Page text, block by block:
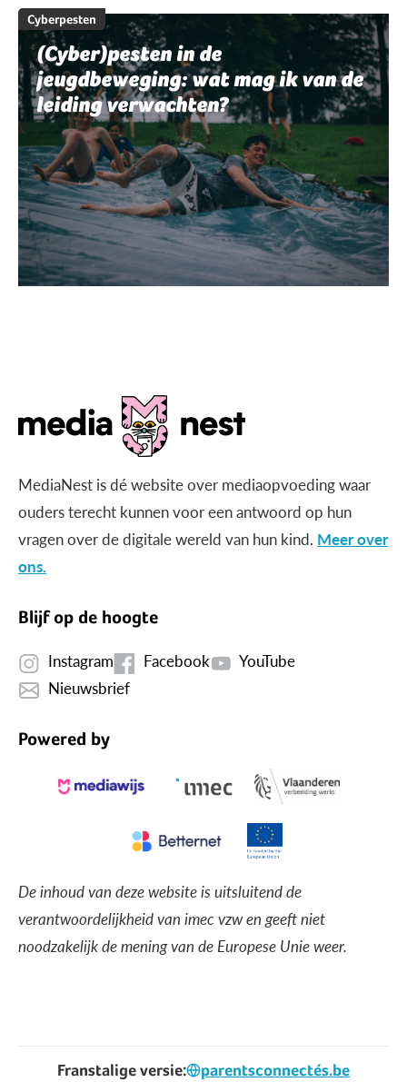
Cyberpesten
(Cyber)pesten in de
jeugdbeweging: wat mag ik van de
leiding verwachten?
MediaNest is dé website over mediaopvoeding waar
ouders terecht kunnen voor een antwoord op hun
vragen over de digitale wereld van hun kind. Meer over
ons.
Blijf op de hoogte
Instagram Facebook
YouTube
Nieuwsbrief
Powered by
De inhoud van deze website is uitsluitend de
verantwoordelijkheid van imec vzw en geeft niet
noodzakelijk de mening van de Europese Unie weer.
Franstalige versie: parentsconnectés.be